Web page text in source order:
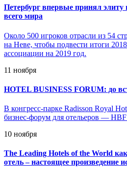
Петербург впервые принял элиту
всего мира
Около 500 игроков отрасли из 54
на Неве, чтобы подвести итоги
ассоциации на 2019 год.
11 ноября
HOTEL BUSINESS FORUM: до
В конгресс-парке Radisson Royal
бизнес-форум для отельеров —
10 ноября
The Leading Hotels of the World
отель – настоящее произведение